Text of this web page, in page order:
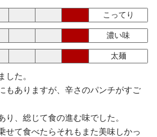
こってり
濃い味
太麺
した。
もありますが、辛さのパンチがすご
、総じて食の進む味でした。
せて食べたらそれもまた美味しかっ